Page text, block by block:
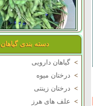
دسته بندی گیاهان
> گیاهان دارویی
> درختان میوه
> درختان زینتی
> علف های هرز